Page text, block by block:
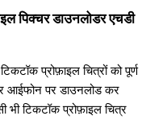
पिक्चर डाउनलोडर एचडी
प्रोफ़ाइल चित्रों को पूर्ण
पर डाउनलोड कर
टिकटॉक प्रोफ़ाइल चित्र